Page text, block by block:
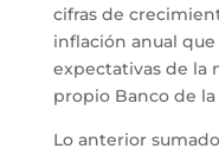
cifras de
inflación anual
expectativas de la
propio Banco de la
Lo anterior